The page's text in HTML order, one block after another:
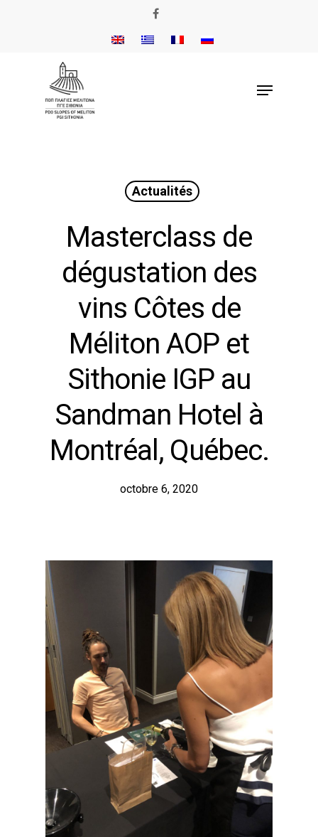
Actualités
Masterclass de
dégustation des
vins Côtes de
Méliton AOP et
Sithonie IGP au
Sandman Hotel à
Montréal, Québec.
octobre 6, 2020